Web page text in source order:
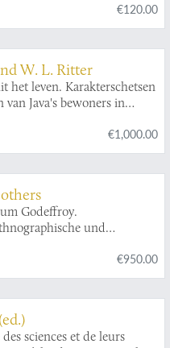
€120.00
W. L. Ritter
het leven. Karakterschetsen
van Java's bewoners in
van W. L. Ritter en een
M. Lange, gepensionneerd
€1,000.00
Godeffroy.
und
€950.00
sciences et de leurs